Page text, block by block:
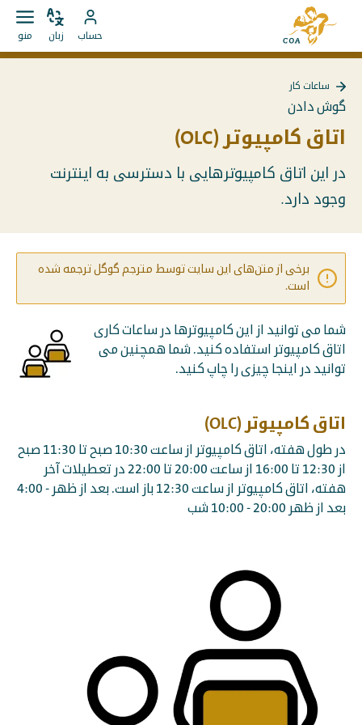
مستقیما
محتوا
صفحه
اصلی
به
حساب
حساب
زبان
تغییر
زبان
باز
منو
منو
به
Page
ساعات کار
گوش دادن
اتاق کامپیوتر (OLC)
در این اتاق کامپیوترهایی با دسترسی به اینترنت
وجود دارد.
برخی از متن‌های این سایت توسط مترجم گوگل ترجمه شده
است.
شما می توانید از این کامپیوترها در ساعات کاری
اتاق کامپیوتر استفاده کنید. شما همچنین می
توانید در اینجا چیزی را چاپ کنید.
اتاق کامپیوتر (OLC)
در طول هفته، اتاق کامپیوتر از ساعت 10:30 صبح تا 11:30 صبح
از 12:30 تا 16:00 از ساعت 20:00 تا 22:00 در تعطیلات آخر
هفته، اتاق کامپیوتر از ساعت 12:30 باز است. بعد از ظهر - 4:00
بعد از ظهر 20:00 - 10:00 شب